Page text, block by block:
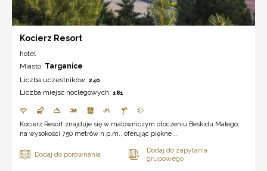
Kocierz Resort
hotel
Miasto: Targanice
Liczba uczestników: 240
Liczba miejsc noclegowych: 181
Kocierz Resort znajduje się w malowniczym otoczeniu Beskidu Małego,
na wysokości 750 metrów n.p.m., oferując piękne ...